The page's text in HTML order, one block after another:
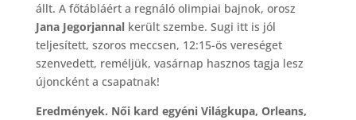
állt. A főtábláért a regnáló olimpiai bajnok, orosz
Jana Jegorjannal került szembe. Sugi itt is jól
teljesített, szoros meccsen, 12:15-ös vereséget
szenvedett, reméljük, vasárnap hasznos tagja lesz
újoncként a csapatnak!
Eredmények. Női kard egyéni Világkupa, Orleans,